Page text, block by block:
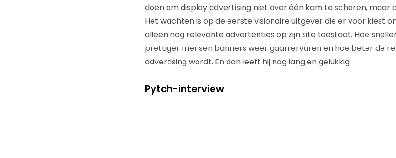
doen om display advertising niet over één kam te scheren, maar
Het wachten is op de eerste visionaire uitgever die er voor kiest
alleen nog relevante advertenties op zijn site toestaat. Hoe
prettiger mensen banners weer gaan ervaren en hoe beter de
advertising wordt. En dan leeft hij nog lang en gelukkig.
Pytch-interview